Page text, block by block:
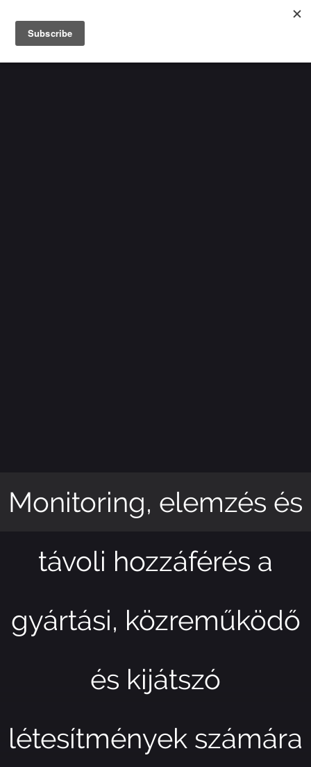
Monitoring, elemzés és
távoli hozzáférés a
gyártási, közreműködő
és kijátszó
létesítmények számára